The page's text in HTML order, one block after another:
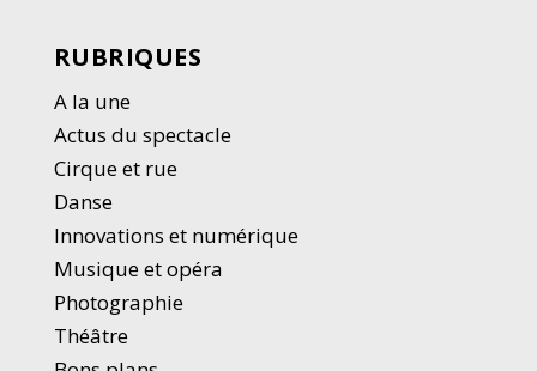
RUBRIQUES
A la une
Actus du spectacle
Cirque et rue
Danse
Innovations et numérique
Musique et opéra
Photographie
Théâtre